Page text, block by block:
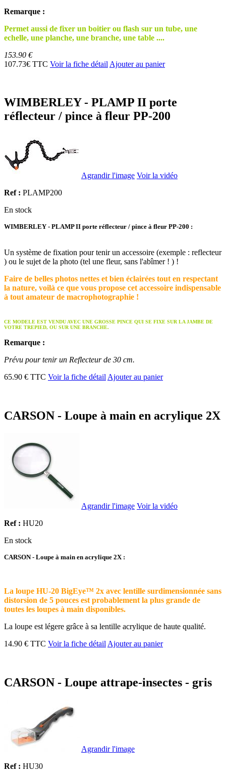
Remarque :
Permet aussi de fixer un boitier ou flash sur un tube, une
echelle, une planche, une branche, une table ....
153.90 €
107.73€ TTC Voir la fiche détail Ajouter au panier
WIMBERLEY - PLAMP II porte
réflecteur / pince à fleur PP-200
Agrandir l'image Voir la vidéo
Ref : PLAMP200
En stock
WIMBERLEY - PLAMP II porte réflecteur / pince à fleur PP-200 :
Un système de fixation pour tenir un accessoire (exemple : reflecteur
) ou le sujet de la photo (tel une fleur, sans l'abîmer ! ) !
Faire de belles photos nettes et bien éclairées tout en respectant
la nature, voilà ce que vous propose cet accessoire indispensable
à tout amateur de macrophotographie !
CE MODELE EST VENDU AVEC UNE GROSSE PINCE QUI SE FIXE SUR LA JAMBE DE
VOTRE TREPIED, OU SUR UNE BRANCHE.
Remarque :
Prévu pour tenir un Reflecteur de 30 cm.
65.90 € TTC Voir la fiche détail Ajouter au panier
CARSON - Loupe à main en acrylique 2X
Agrandir l'image Voir la vidéo
Ref : HU20
En stock
CARSON - Loupe à main en acrylique 2X :
La loupe HU-20 BigEye™ 2x avec lentille surdimensionnée sans
distorsion de 5 pouces est probablement la plus grande de
toutes les loupes à main disponibles.
La loupe est légere grâce à sa lentille acrylique de haute qualité.
14.90 € TTC Voir la fiche détail Ajouter au panier
CARSON - Loupe attrape-insectes - gris
Agrandir l'image
Ref : HU30